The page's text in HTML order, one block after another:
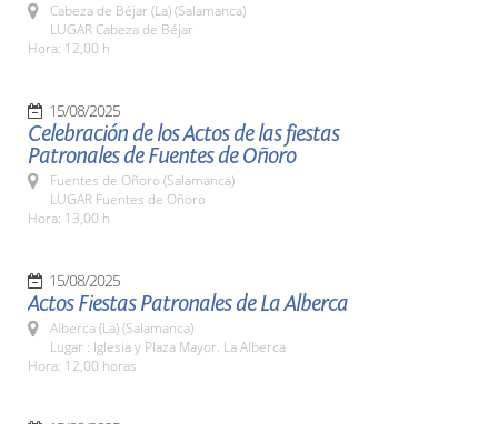
Cabeza de Béjar (La) (Salamanca)
LUGAR Cabeza de Béjar
Hora: 12,00 h
15/08/2025
Celebración de los Actos de las fiestas
Patronales de Fuentes de Oñoro
Fuentes de Oñoro (Salamanca)
LUGAR Fuentes de Oñoro
Hora: 13,00 h
15/08/2025
Actos Fiestas Patronales de La Alberca
Alberca (La) (Salamanca)
Lugar : Iglesia y Plaza Mayor. La Alberca
Hora: 12,00 horas